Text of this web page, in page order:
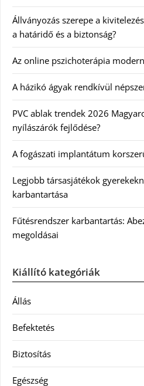
Állványozás szerepe a
a határidő és a biztonság?
Az online pszichoterápia
A házikó ágyak rendkívül
PVC ablak trendek 2026
nyílászárók fejlődése?
A fogászati implantátum
Legjobb társasjátékok
karbantartása
Fűtésrendszer karbantartás:
megoldásai
Kiállító kategóriák
Állás
Befektetés
Biztosítás
Egészség